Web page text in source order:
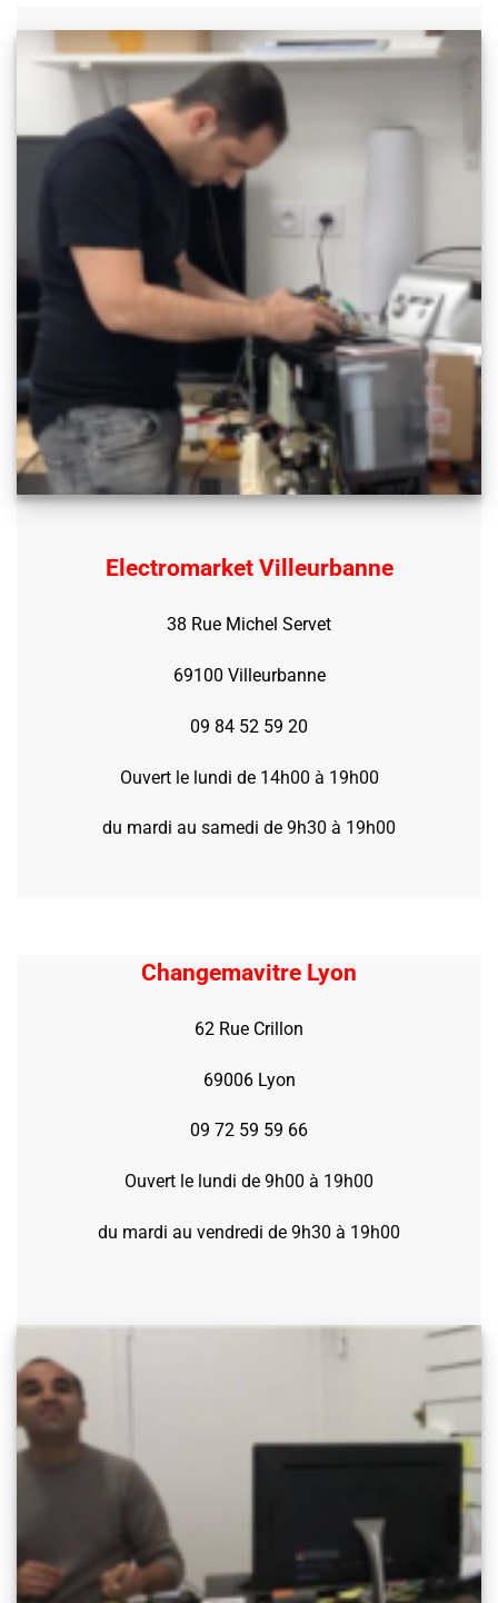
Electromarket Villeurbanne
38 Rue Michel Servet
69100 Villeurbanne
09 84 52 59 20
Ouvert le lundi de 14h00 à 19h00
du mardi au samedi de 9h30 à 19h00
Changemavitre Lyon
62 Rue Crillon
69006 Lyon
09 72 59 59 66
Ouvert le lundi de 9h00 à 19h00
du mardi au vendredi de 9h30 à 19h00